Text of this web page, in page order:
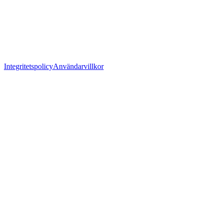
IntegritetspolicyAnvändarvillkor